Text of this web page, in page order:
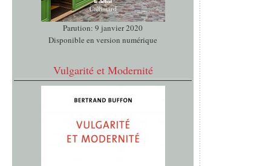
Parution: 9 janvier 2020
Disponible en version numérique
Vulgarité et Modernité